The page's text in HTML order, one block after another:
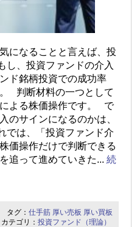
になることと言えば、投
、投資ファンドの介入
ド銘柄投資での成功率
判断材料の一つとして
よる株価操作です。 で
のサインになるのかは、
では、「投資ファンド介
価操作だけで判断できる
追って進めていきた... 続
タグ：仕手筋 厚い売板 厚い買板
カテゴリ：投資ファンド（理論）